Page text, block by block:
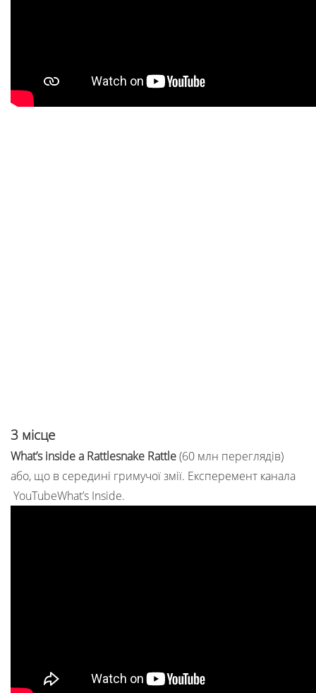
3 місце
What’s inside a Rattlesnake Rattle(60 млн переглядів)
або, що в середині гримучої змії. Експеремент канала
YouTubeWhat’s Inside.